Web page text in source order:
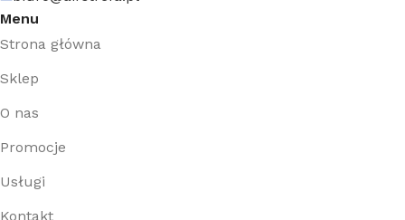
Menu
Strona główna
Sklep
O nas
Promocje
Usługi
Kontakt